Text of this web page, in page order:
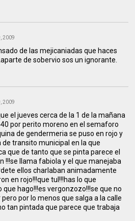
2009
de las mejicaniadas que haces
de sobervio sos un ignorante.
2009
el jueves cerca de la 1 de la mañana
por perito moreno en el semaforo
de gendermeria se puso en rojo y
de transito municipal en la que
que de tanto que se pinta parece el
!!!se llama fabiola y el que manejaba
ellos charlaban animadamente
en rojo!!!que tul!!!has lo que
que hago!!!es vergonzozo!!!se que no
pero por lo menos que salga a la calle
tan pintada que parece que trabaja